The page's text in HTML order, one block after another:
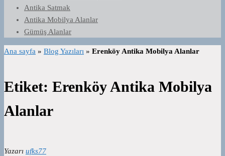
Antika Satmak
Antika Mobilya Alanlar
Gümüş Alanlar
Ana sayfa » Blog Yazıları » Erenköy Antika Mobilya Alanlar
Etiket: Erenköy Antika Mobilya
Alanlar
Yazarı ufks77